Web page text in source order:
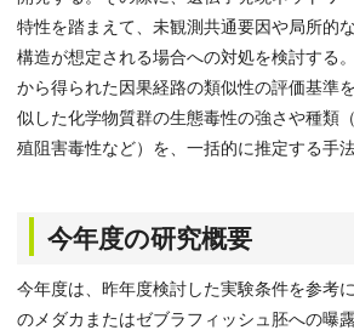
特性を踏まえて、未観測共通要因や局所的
構造が想定される場合への対処を検討する
から得られた因果経路の類似性の評価基準
似した化学物質群の生態毒性の強さや種類
殖阻害毒性など）を、一括的に推定する手
今年度の研究概要
今年度は、昨年度検討した実験条件を参考
のメダカまたはゼブラフィッシュ胚への曝